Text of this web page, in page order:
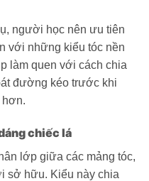
người học nên ưu tiên
với những kiểu tóc nền
làm quen với cách chia
đường kéo trước khi
hơn.
chiếc lá
lớp giữa các mảng tóc,
sở hữu. Kiểu này chia